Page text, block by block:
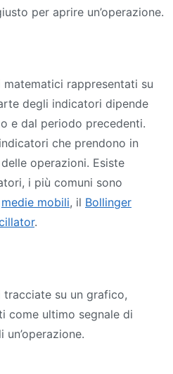
per aprire un’operazione.
rappresentati su
degli indicatori dipende
e dal periodo precedenti.
che prendono in
operazioni. Esiste
i più comuni sono
medie mobili, il Bollinger
.
su un grafico,
come ultimo segnale di
un’operazione.